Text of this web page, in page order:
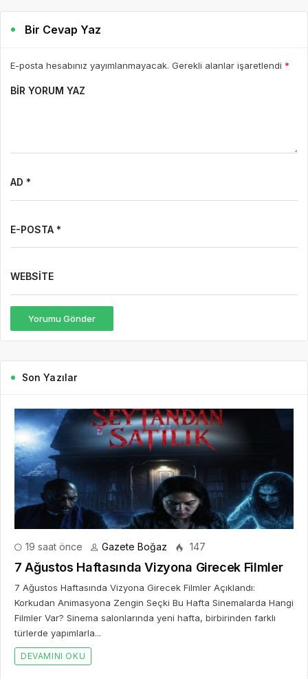
Bir Cevap Yaz
E-posta hesabınız yayımlanmayacak. Gerekli alanlar işaretlendi *
BIR YORUM YAZ
AD *
E-POSTA *
WEBSITE
Yorumu Gönder
Son Yazılar
19 saat önce Gazete Boğaz 147
7 Ağustos Haftasında Vizyona Girecek Filmler
7 Ağustos Haftasında Vizyona Girecek Filmler Açıklandı:
Korkudan Animasyona Zengin Seçki Bu Hafta Sinemalarda Hangi
Filmler Var? Sinema salonlarında yeni hafta, birbirinden farklı
türlerde yapımlarla...
DEVAMINI OKU